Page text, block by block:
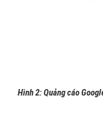
Hình 2: Quảng cáo